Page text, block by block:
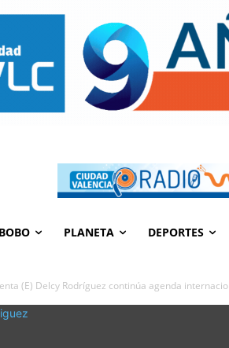
PLANETA DEPORTES
(E) Delcy Rodríguez continúa agenda